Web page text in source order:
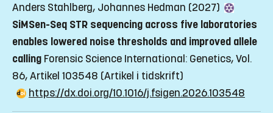
Anders Stahlberg, Johannes Hedman (2027)
SiMSen-Seq STR sequencing across five laboratories
enables lowered noise thresholds and improved allele
calling Forensic Science International: Genetics, Vol.
86, Artikel 103548 (Artikel i tidskrift)
https://dx.doi.org/10.1016/j.fsigen.2026.103548